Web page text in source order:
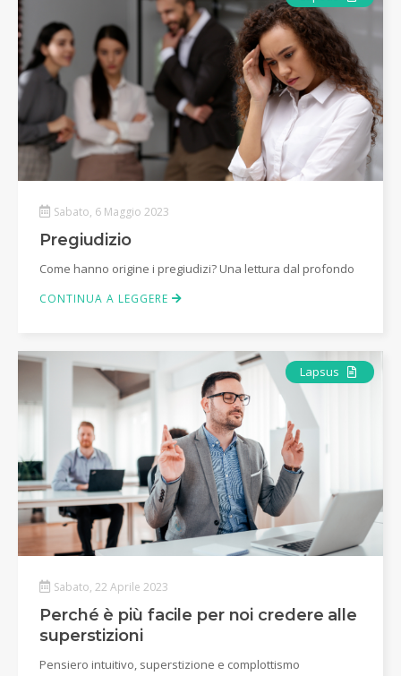
Sabato, 6 Maggio 2023
Pregiudizio
Come hanno origine i pregiudizi? Una lettura dal profondo
CONTINUA A LEGGERE
Lapsus Articolo
Sabato, 22 Aprile 2023
Perché è più facile per noi credere alle
superstizioni
Pensiero intuitivo, superstizione e complottismo